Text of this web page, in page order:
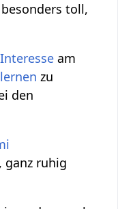
toll,
Interesse am
lernen zu
den
ganz ruhig